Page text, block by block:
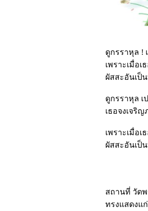
ดูกรราหุล !
เพราะเมื่อ
ผัสสะอันเป็
ดูกรราหุล เ
เธอจงเจริ
เพราะเมื่อ
ผัสสะอันเป็
สถานที่ วัด
ทรงแสดงแ